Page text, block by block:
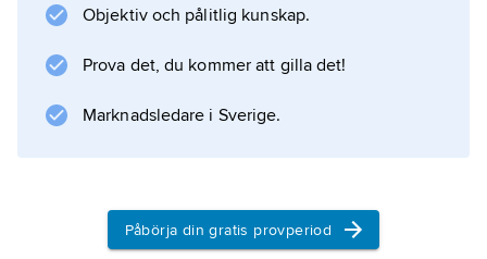
Objektiv och pålitlig kunskap.
Prova det, du kommer att gilla det!
Marknadsledare i Sverige.
Påbörja din gratis provperiod